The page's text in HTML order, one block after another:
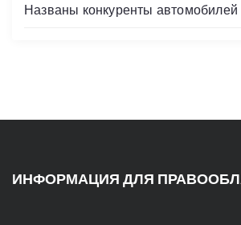
Названы конкуренты
ИНФОРМАЦИЯ ДЛЯ